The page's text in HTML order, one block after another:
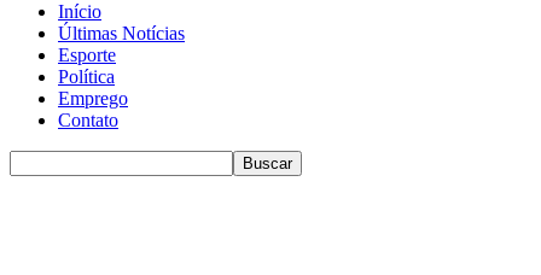
Início
Últimas Notícias
Esporte
Política
Emprego
Contato